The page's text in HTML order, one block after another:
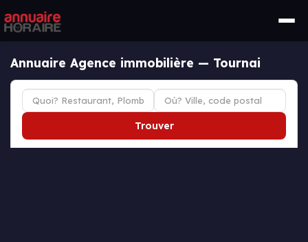
Annuaire Agence immobilière — Tournai
Trouver